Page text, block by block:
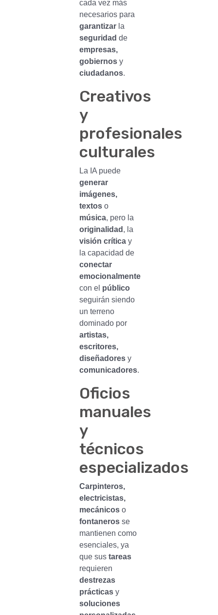
cada vez más
necesarios para
garantizarla
seguridad de
empresas,
gobiernosy
ciudadanos.
Creativos
y
profesionales
culturales
La IA puede
generar
imágenes,
textoso
música, pero la
originalidad , la
visión críticay
la capacidad de
conectar
emocionalmente
con el público
seguirán siendo
un terreno
dominado por
artistas,
escritores,
diseñadoresy
comunicadores.
Oficios
manuales
y
técnicos
especializados
Carpinteros,
electricistas,
mecánicoso
fontanerosse
mantienen como
esenciales, ya
que sus tareas
requieren
destrezas
prácticasy
soluciones